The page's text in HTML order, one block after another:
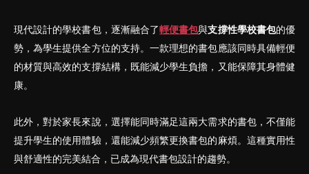
現代設計的學校書包，逐漸融合了輕便書包與支撐性學校書包的優
勢，為學生提供全方位的支持。一款理想的書包應該同時具備輕便
的材質與高效的支撐結構，既能減少學生負擔，又能保障其身體健
康。
此外，對於家長來說，選擇能同時滿足這兩大需求的書包，不僅能
提升學生的使用體驗，還能減少頻繁更換書包的麻煩。這種實用性
與舒適性的完美結合，已成為現代書包設計的趨勢。